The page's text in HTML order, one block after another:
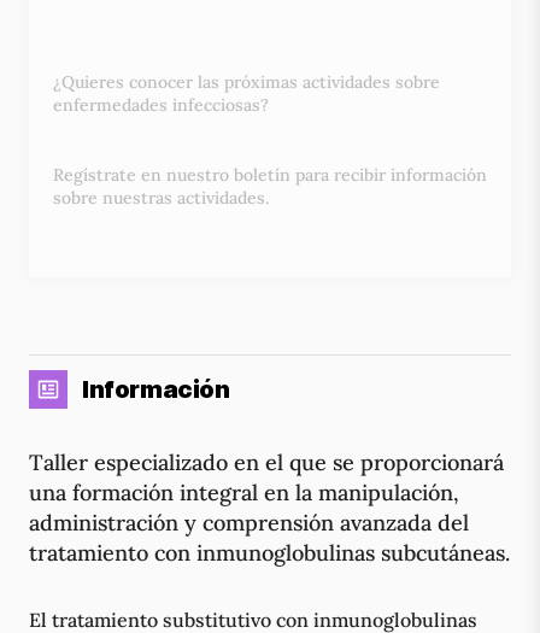
¿Quieres conocer las próximas actividades sobre
enfermedades infecciosas?
Regístrate en nuestro boletín para recibir información
sobre nuestras actividades.
Información
Taller especializado en el que se proporcionará
una formación integral en la manipulación,
administración y comprensión avanzada del
tratamiento con inmunoglobulinas subcutáneas.
El tratamiento substitutivo con inmunoglobulinas